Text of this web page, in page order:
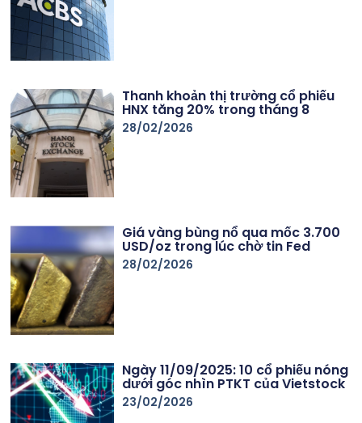
Thanh khoản thị trường cổ phiếu
HNX tăng 20% trong tháng 8
28/02/2026
Giá vàng bùng nổ qua mốc 3.700
USD/oz trong lúc chờ tin Fed
28/02/2026
Ngày 11/09/2025: 10 cổ phiếu nóng
dưới góc nhìn PTKT của Vietstock
23/02/2026